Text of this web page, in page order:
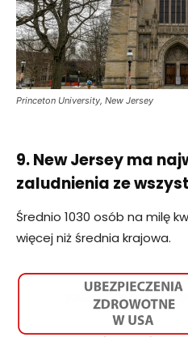
Princeton University, New Jersey
9. New Jersey ma
zaludnienia ze
Średnio 1030 osób na milę
więcej niż średnia krajowa.